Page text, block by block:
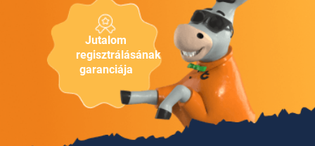
Jutalom
regisztrálásának
garanciája